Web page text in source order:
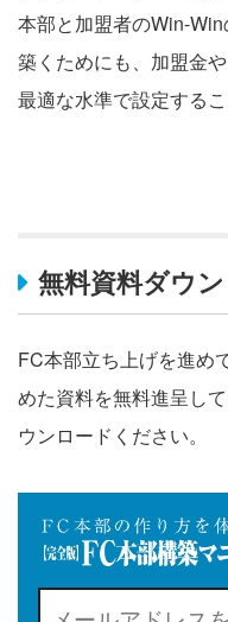
本部と加盟者のWin-
築くためにも、加盟金
最適な水準で設定するこ
無料資料ダウ
FC本部立ち上げを進め
めた資料を無料進呈し
ウンロードください。